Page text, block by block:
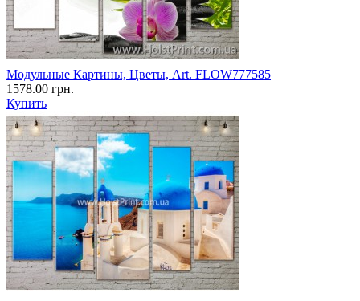
Модульные Картины, Цветы, Art. FLOW777585
1578.00 грн.
Купить